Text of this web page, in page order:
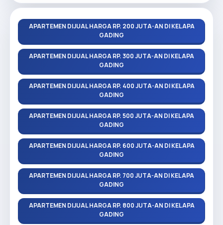
APARTEMEN DIJUAL HARGA RP. 200 JUTA-AN DI KELAPA
GADING
APARTEMEN DIJUAL HARGA RP. 300 JUTA-AN DI KELAPA
GADING
APARTEMEN DIJUAL HARGA RP. 400 JUTA-AN DI KELAPA
GADING
APARTEMEN DIJUAL HARGA RP. 500 JUTA-AN DI KELAPA
GADING
APARTEMEN DIJUAL HARGA RP. 600 JUTA-AN DI KELAPA
GADING
APARTEMEN DIJUAL HARGA RP. 700 JUTA-AN DI KELAPA
GADING
APARTEMEN DIJUAL HARGA RP. 800 JUTA-AN DI KELAPA
GADING